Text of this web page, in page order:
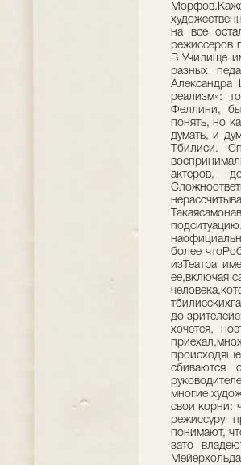
на все
режиссеров
В Училище
разных
Александра
реализм»:
Феллини,
понять, но
думать, и
Тбилиси.
актеров,
более
изТеатра
ее,включая
до
хочется,
сбиваются
многие
свои корни:
режиссуру
понимают,
зато